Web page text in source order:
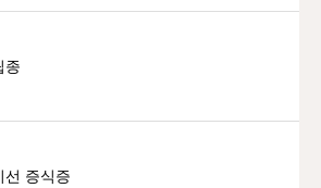
종
선 증식증